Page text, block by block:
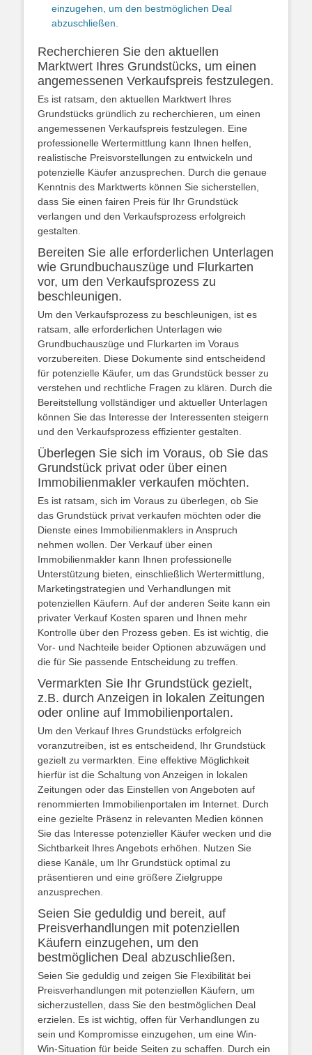
einzugehen, um den bestmöglichen Deal
abzuschließen.
Recherchieren Sie den aktuellen
Marktwert Ihres Grundstücks, um einen
angemessenen Verkaufspreis festzulegen.
Es ist ratsam, den aktuellen Marktwert Ihres
Grundstücks gründlich zu recherchieren, um einen
angemessenen Verkaufspreis festzulegen. Eine
professionelle Wertermittlung kann Ihnen helfen,
realistische Preisvorstellungen zu entwickeln und
potenzielle Käufer anzusprechen. Durch die genaue
Kenntnis des Marktwerts können Sie sicherstellen,
dass Sie einen fairen Preis für Ihr Grundstück
verlangen und den Verkaufsprozess erfolgreich
gestalten.
Bereiten Sie alle erforderlichen Unterlagen
wie Grundbuchauszüge und Flurkarten
vor, um den Verkaufsprozess zu
beschleunigen.
Um den Verkaufsprozess zu beschleunigen, ist es
ratsam, alle erforderlichen Unterlagen wie
Grundbuchauszüge und Flurkarten im Voraus
vorzubereiten. Diese Dokumente sind entscheidend
für potenzielle Käufer, um das Grundstück besser zu
verstehen und rechtliche Fragen zu klären. Durch die
Bereitstellung vollständiger und aktueller Unterlagen
können Sie das Interesse der Interessenten steigern
und den Verkaufsprozess effizienter gestalten.
Überlegen Sie sich im Voraus, ob Sie das
Grundstück privat oder über einen
Immobilienmakler verkaufen möchten.
Es ist ratsam, sich im Voraus zu überlegen, ob Sie
das Grundstück privat verkaufen möchten oder die
Dienste eines Immobilienmaklers in Anspruch
nehmen wollen. Der Verkauf über einen
Immobilienmakler kann Ihnen professionelle
Unterstützung bieten, einschließlich Wertermittlung,
Marketingstrategien und Verhandlungen mit
potenziellen Käufern. Auf der anderen Seite kann ein
privater Verkauf Kosten sparen und Ihnen mehr
Kontrolle über den Prozess geben. Es ist wichtig, die
Vor- und Nachteile beider Optionen abzuwägen und
die für Sie passende Entscheidung zu treffen.
Vermarkten Sie Ihr Grundstück gezielt,
z.B. durch Anzeigen in lokalen Zeitungen
oder online auf Immobilienportalen.
Um den Verkauf Ihres Grundstücks erfolgreich
voranzutreiben, ist es entscheidend, Ihr Grundstück
gezielt zu vermarkten. Eine effektive Möglichkeit
hierfür ist die Schaltung von Anzeigen in lokalen
Zeitungen oder das Einstellen von Angeboten auf
renommierten Immobilienportalen im Internet. Durch
eine gezielte Präsenz in relevanten Medien können
Sie das Interesse potenzieller Käufer wecken und die
Sichtbarkeit Ihres Angebots erhöhen. Nutzen Sie
diese Kanäle, um Ihr Grundstück optimal zu
präsentieren und eine größere Zielgruppe
anzusprechen.
Seien Sie geduldig und bereit, auf
Preisverhandlungen mit potenziellen
Käufern einzugehen, um den
bestmöglichen Deal abzuschließen.
Seien Sie geduldig und zeigen Sie Flexibilität bei
Preisverhandlungen mit potenziellen Käufern, um
sicherzustellen, dass Sie den bestmöglichen Deal
erzielen. Es ist wichtig, offen für Verhandlungen zu
sein und Kompromisse einzugehen, um eine Win-
Win-Situation für beide Seiten zu schaffen. Durch ein